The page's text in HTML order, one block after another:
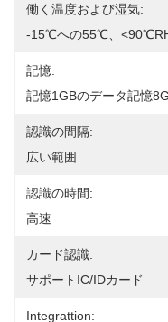
働く温度および湿気:
-15℃への55℃、
記憶:
記憶1GBのデータ記憶
認識の間隔:
広い範囲
認識の時間:
高速
カード認識:
サポートIC/IDカード
Integrattion: